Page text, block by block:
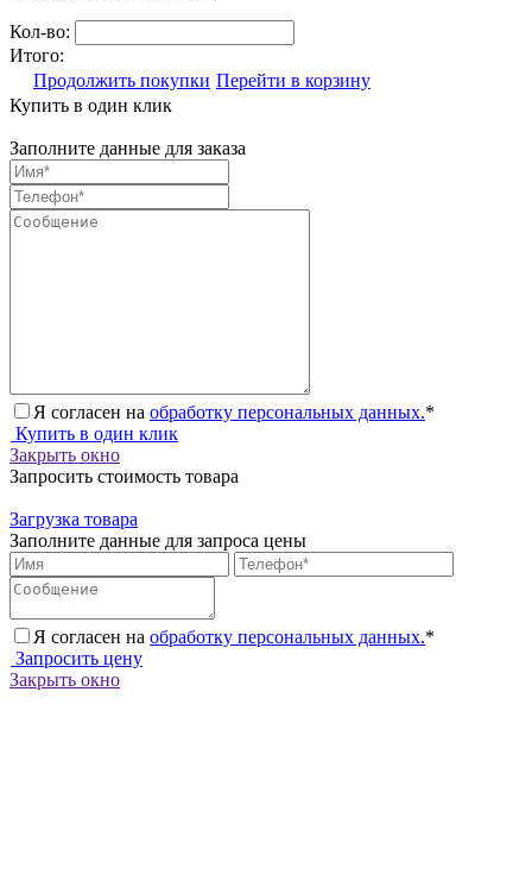
Кол-во:
Итого:
Продолжить покупки Перейти в корзину
Купить в один клик
Заполните данные для заказа
Я согласен на обработку персональных данных.*
Купить в один клик
Закрыть окно
Запросить стоимость товара
Загрузка товара
Заполните данные для запроса цены
Я согласен на обработку персональных данных.*
Запросить цену
Закрыть окно